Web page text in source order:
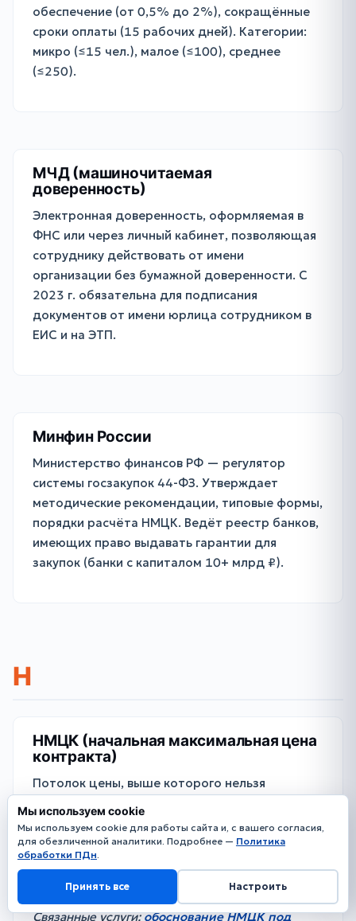
обеспечение (от 0,5% до 2%), сокращённые
сроки оплаты (15 рабочих дней). Категории:
микро (≤15 чел.), малое (≤100), среднее
(≤250).
МЧД (машиночитаемая
доверенность)
Электронная доверенность, оформляемая в
ФНС или через личный кабинет, позволяющая
сотруднику действовать от имени
организации без бумажной доверенности. С
2023 г. обязательна для подписания
документов от имени юрлица сотрудником в
ЕИС и на ЭТП.
Минфин России
Министерство финансов РФ — регулятор
системы госзакупок 44-ФЗ. Утверждает
методические рекомендации, типовые формы,
порядки расчёта НМЦК. Ведёт реестр банков,
имеющих право выдавать гарантии для
закупок (банки с капиталом 10+ млрд ₽).
Н
НМЦК (начальная максимальная цена
контракта)
Потолок цены, выше которого нельзя
заключить контракт по 44-ФЗ. Рассчитывается
заказчиком до публикации извещения.
Применяется 5 методов: метод сопоставимых
рыночных цен (основной), нормативный,
тарифный, проектно-сметный, затратный.
Связанные услуги:обоснование НМЦК под
Мы используем cookie
Мы используем cookie для работы сайта и, с вашего согласия,
для обезличенной аналитики. Подробнее — Политика
обработки ПДн.
Принять все Настроить